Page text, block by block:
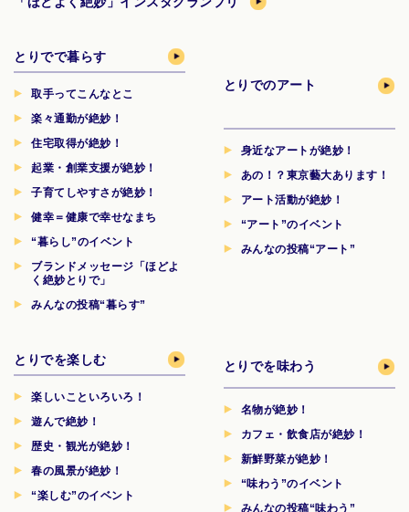
とりでで暮らす
取手ってこんなとこ
楽々通勤が絶妙！
住宅取得が絶妙！
起業・創業支援が絶妙！
子育てしやすさが絶妙！
健幸＝健康で幸せなまち
“暮らし”のイベント
ブランドメッセージ「ほどよ
く絶妙とりで」
みんなの投稿“暮らす”
とりでのアート
身近なアートが絶妙！
あの！？東京藝大あります！
アート活動が絶妙！
“アート”のイベント
みんなの投稿“アート”
とりでを楽しむ
楽しいこといろいろ！
遊んで絶妙！
歴史・観光が絶妙！
春の風景が絶妙！
“楽しむ”のイベント
とりでを味わう
名物が絶妙！
カフェ・飲食店が絶妙！
新鮮野菜が絶妙！
“味わう”のイベント
みんなの投稿“味わう”